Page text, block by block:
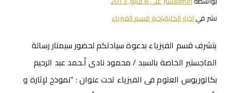
نشر فياخبار الكلية،اخبار قسم الفيزياء
يتشرف قسم الفيزياء بدعوة سيادتكم لحضور سيمنار رسالة
الماجستير الخاصة بالسيد / محمود نادى أـحمد عبد الرحيم
بكالوريوس العلوم فى الفيزياء تحت عنوان : “نموذج لإثارة و